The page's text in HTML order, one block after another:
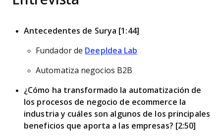
Antecedentes de Surya [1:44]
Fundador de DeepIdea Lab
Automatiza negocios B2B
¿Cómo ha transformado la automatización de
los procesos de negocio de ecommerce la
industria y cuáles son algunos de los principales
beneficios que aporta a las empresas? [2:50]